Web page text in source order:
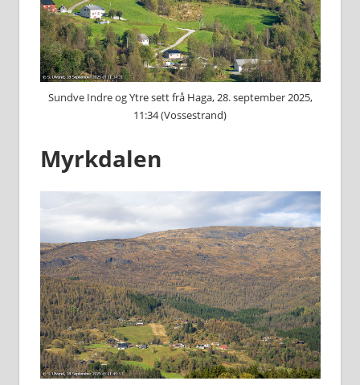
Sundve Indre og Ytre sett frå Haga, 28. september 2025,
11:34 (Vossestrand)
Myrkdalen